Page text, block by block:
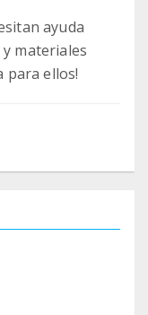
ayuda
materiales
para ellos!